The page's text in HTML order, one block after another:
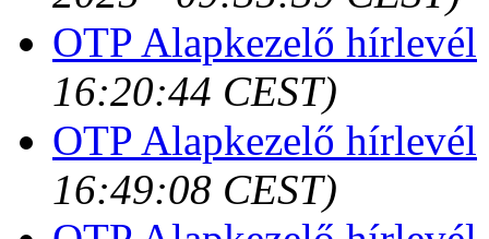
OTP Alapkezelő hírlevél
16:20:44 CEST)
OTP Alapkezelő hírlevél
16:49:08 CEST)